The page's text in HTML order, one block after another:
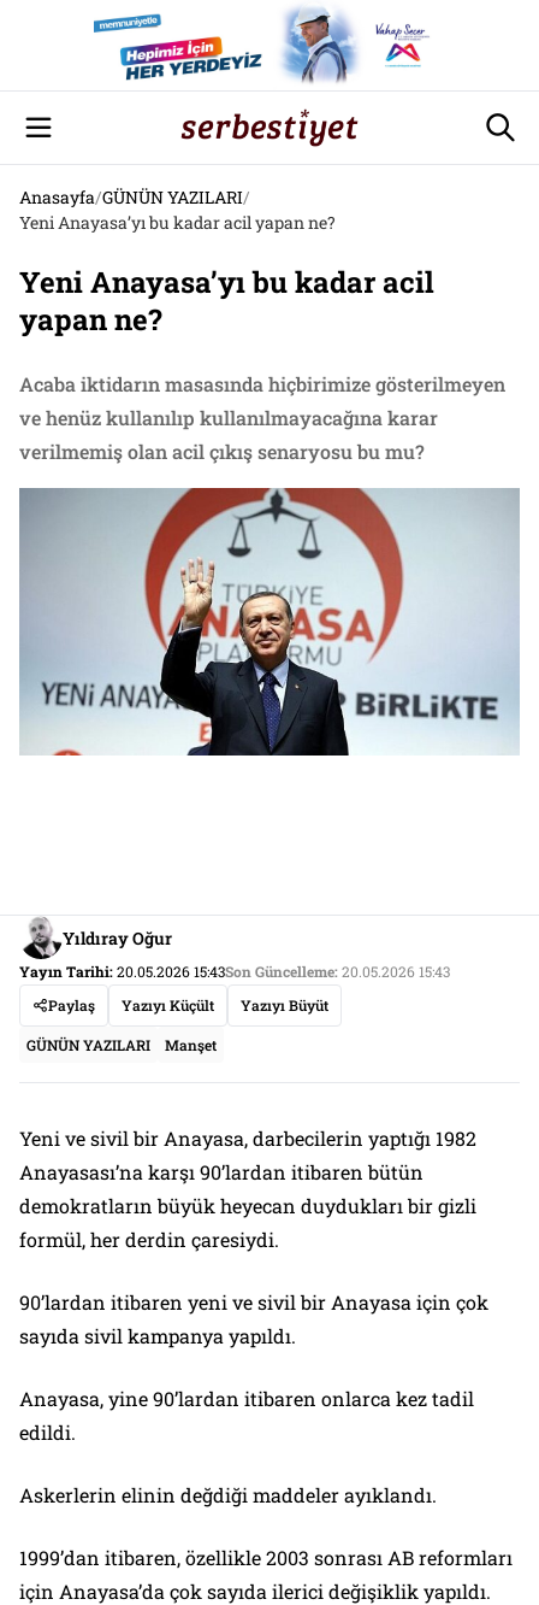
Anasayfa/GÜNÜN YAZILARI/
Yeni Anayasa’yı bu kadar acil yapan ne?
Yeni Anayasa’yı bu kadar acil
yapan ne?
Acaba iktidarın masasında hiçbirimize gösterilmeyen
ve henüz kullanılıp kullanılmayacağına karar
verilmemiş olan acil çıkış senaryosu bu mu?
Yıldıray Oğur
Yayın Tarihi:20.05.2026 15:43Son Güncelleme:20.05.2026 15:43
Paylaş
Yazıyı Küçült Yazıyı Büyüt
GÜNÜN YAZILARI Manşet
Yeni ve sivil bir Anayasa, darbecilerin yaptığı 1982
Anayasası’na karşı 90’lardan itibaren bütün
demokratların büyük heyecan duydukları bir gizli
formül, her derdin çaresiydi.
90’lardan itibaren yeni ve sivil bir Anayasa için çok
sayıda sivil kampanya yapıldı.
Anayasa, yine 90’lardan itibaren onlarca kez tadil
edildi.
Askerlerin elinin değdiği maddeler ayıklandı.
1999’dan itibaren, özellikle 2003 sonrası AB reformları
için Anayasa’da çok sayıda ilerici değişiklik yapıldı.